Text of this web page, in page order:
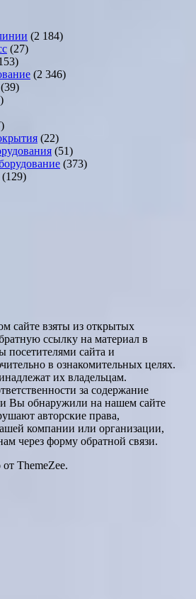
(2 184)
(27)
(2 346)
(39)
(22)
(51)
(373)
(129)
сайте взяты из открытых
ссылку на материал в
посетителями сайта и
в ознакомительных целях.
их владельцам.
за содержание
Вы обнаружили на нашем сайте
авторские права,
компании или организации,
через форму обратной связи.
ThemeZee.